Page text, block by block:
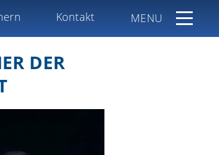
Kontakt MENU
DER